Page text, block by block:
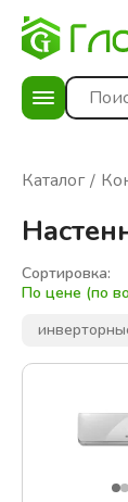
Каталог
Сортировка:
По цене (по
Цена: